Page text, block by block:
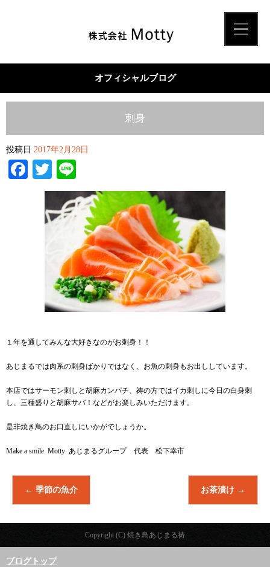
オフィシャルブログ
刺身
投稿日 2017年2月28日
Facebook
Twitter
１年を通してみんな大好きなのがお刺身！！
あじまるでは肉系の刺身ばかりではなく、お魚の刺身もお出ししています。
本店ではサーモン刺しと胡麻カンパチ、祷の方ではイカ刺しに今日の白身刺
し、三種盛りと胡麻サバ！などがお楽しみいただけます。
是非焼き鳥のお口直しにいかがでしょうか。
Make a smile Motty あじまるグループ 代表 松下幸市
← 季節の魚介 お茶漬け →
Copyright (C) 焼き鳥あじまる祷
ブログトップ